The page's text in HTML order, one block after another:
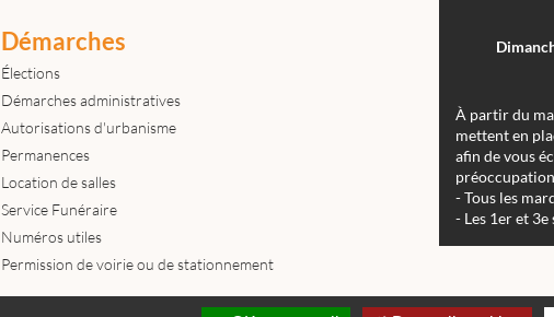
Démarches
Élections
Démarches administratives
Autorisations d'urbanisme
Permanences
Location de salles
Service Funéraire
Numéros utiles
Permission de voirie ou de stationnement
À partir du
mettent en
afin de vous
- Tous les
- Les 1er et